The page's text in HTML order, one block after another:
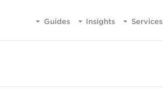
Services
Insights
Guides